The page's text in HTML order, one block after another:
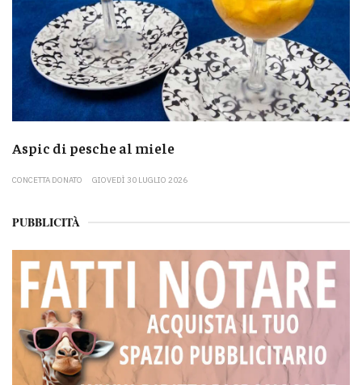
Aspic di pesche al miele
CONCETTA DONATO GIOVEDÌ 30 LUGLIO 2026
PUBBLICITÀ